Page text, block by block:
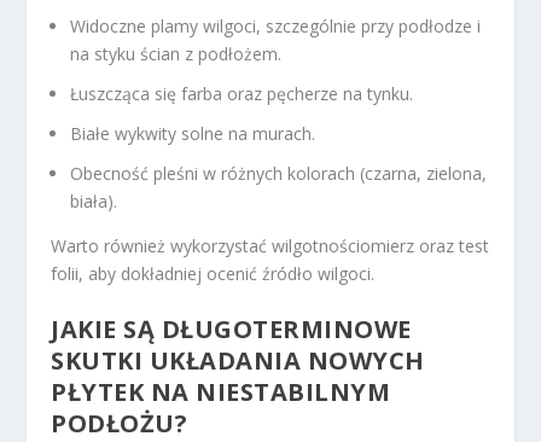
Widoczne plamy wilgoci, szczególnie przy podłodze i
na styku ścian z podłożem.
Łuszcząca się farba oraz pęcherze na tynku.
Białe wykwity solne na murach.
Obecność pleśni w różnych kolorach (czarna, zielona,
biała).
Warto również wykorzystać wilgotnościomierz oraz test
folii, aby dokładniej ocenić źródło wilgoci.
JAKIE SĄ DŁUGOTERMINOWE
SKUTKI UKŁADANIA NOWYCH
PŁYTEK NA NIESTABILNYM
PODŁOŻU?